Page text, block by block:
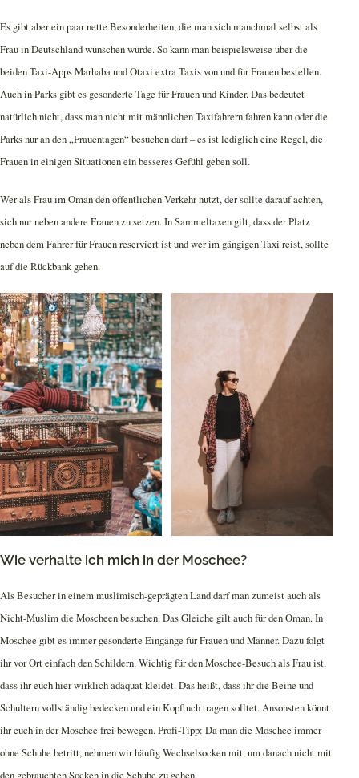
Es gibt aber ein paar nette Besonderheiten, die man sich manchmal selbst als
Frau in Deutschland wünschen würde. So kann man beispielsweise über die
beiden Taxi-Apps Marhaba und Otaxi extra Taxis von und für Frauen bestellen.
Auch in Parks gibt es gesonderte Tage für Frauen und Kinder. Das bedeutet
natürlich nicht, dass man nicht mit männlichen Taxifahrern fahren kann oder die
Parks nur an den „Frauentagen“ besuchen darf – es ist lediglich eine Regel, die
Frauen in einigen Situationen ein besseres Gefühl geben soll.
Wer als Frau im Oman den öffentlichen Verkehr nutzt, der sollte darauf achten,
sich nur neben andere Frauen zu setzen. In Sammeltaxen gilt, dass der Platz
neben dem Fahrer für Frauen reserviert ist und wer im gängigen Taxi reist, sollte
auf die Rückbank gehen.
Wie verhalte ich mich in der Moschee?
Als Besucher in einem muslimisch-geprägten Land darf man zumeist auch als
Nicht-Muslim die Moscheen besuchen. Das Gleiche gilt auch für den Oman. In
Moschee gibt es immer gesonderte Eingänge für Frauen und Männer. Dazu folgt
ihr vor Ort einfach den Schildern. Wichtig für den Moschee-Besuch als Frau ist,
dass ihr euch hier wirklich adäquat kleidet. Das heißt, dass ihr die Beine und
Schultern vollständig bedecken und ein Kopftuch tragen solltet. Ansonsten könnt
ihr euch in der Moschee frei bewegen. Profi-Tipp: Da man die Moschee immer
ohne Schuhe betritt, nehmen wir häufig Wechselsocken mit, um danach nicht mit